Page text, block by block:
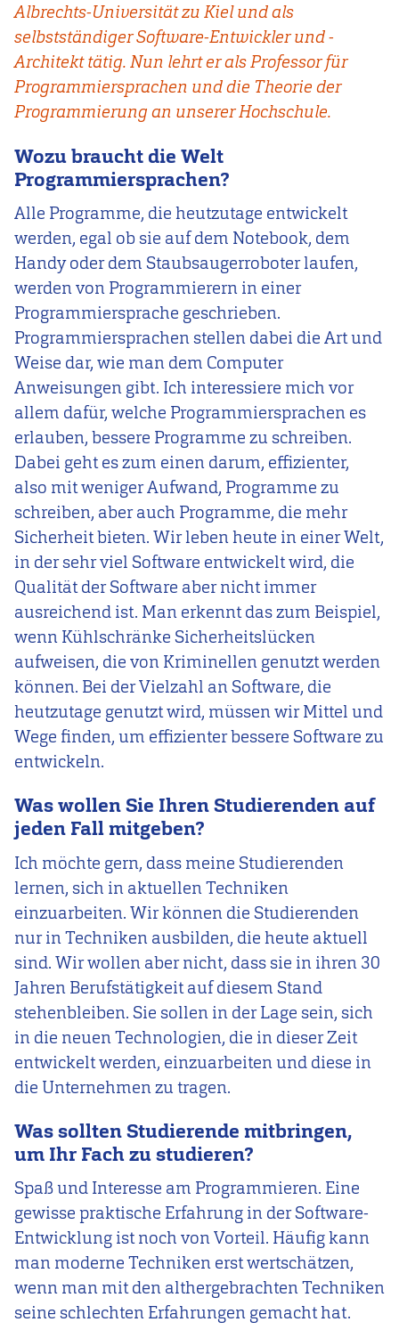
Albrechts-Universität zu Kiel und als
selbstständiger Software-Entwickler und -
Architekt tätig. Nun lehrt er als Professor für
Programmiersprachen und die Theorie der
Programmierung an unserer Hochschule.
Wozu braucht die Welt
Programmiersprachen?
Alle Programme, die heutzutage entwickelt
werden, egal ob sie auf dem Notebook, dem
Handy oder dem Staubsaugerroboter laufen,
werden von Programmierern in einer
Programmiersprache geschrieben.
Programmiersprachen stellen dabei die Art und
Weise dar, wie man dem Computer
Anweisungen gibt. Ich interessiere mich vor
allem dafür, welche Programmiersprachen es
erlauben, bessere Programme zu schreiben.
Dabei geht es zum einen darum, effizienter,
also mit weniger Aufwand, Programme zu
schreiben, aber auch Programme, die mehr
Sicherheit bieten. Wir leben heute in einer Welt,
in der sehr viel Software entwickelt wird, die
Qualität der Software aber nicht immer
ausreichend ist. Man erkennt das zum Beispiel,
wenn Kühlschränke Sicherheitslücken
aufweisen, die von Kriminellen genutzt werden
können. Bei der Vielzahl an Software, die
heutzutage genutzt wird, müssen wir Mittel und
Wege finden, um effizienter bessere Software zu
entwickeln.
Was wollen Sie Ihren Studierenden auf
jeden Fall mitgeben?
Ich möchte gern, dass meine Studierenden
lernen, sich in aktuellen Techniken
einzuarbeiten. Wir können die Studierenden
nur in Techniken ausbilden, die heute aktuell
sind. Wir wollen aber nicht, dass sie in ihren 30
Jahren Berufstätigkeit auf diesem Stand
stehenbleiben. Sie sollen in der Lage sein, sich
in die neuen Technologien, die in dieser Zeit
entwickelt werden, einzuarbeiten und diese in
die Unternehmen zu tragen.
Was sollten Studierende mitbringen,
um Ihr Fach zu studieren?
Spaß und Interesse am Programmieren. Eine
gewisse praktische Erfahrung in der Software-
Entwicklung ist noch von Vorteil. Häufig kann
man moderne Techniken erst wertschätzen,
wenn man mit den althergebrachten Techniken
seine schlechten Erfahrungen gemacht hat.